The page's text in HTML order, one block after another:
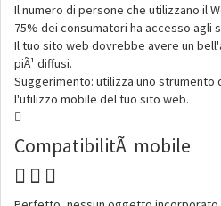
Il numero di persone che utilizzano il
75% dei consumatori ha accesso agli
Il tuo sito web dovrebbe avere un
piÃ¹ diffusi.
Suggerimento: utilizza uno strumento
l'utilizzo mobile del tuo sito web.
CompatibilitÃ mobile